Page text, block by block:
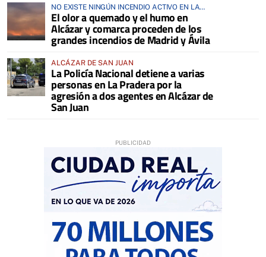
NO EXISTE NINGÚN INCENDIO ACTIVO EN LA
COMARCA
El olor a quemado y el humo en
Alcázar y comarca proceden de los
grandes incendios de Madrid y Ávila
ALCÁZAR DE SAN JUAN
La Policía Nacional detiene a varias
personas en La Pradera por la
agresión a dos agentes en Alcázar de
San Juan